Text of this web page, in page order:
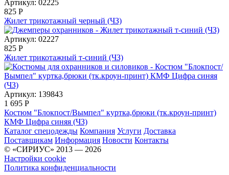
Артикул: 02225
825 Р
Жилет трикотажный черный (ЧЗ)
Артикул: 02227
825 Р
Жилет трикотажный т-синий (ЧЗ)
Артикул: 139843
1 695 Р
Костюм "Блокпост/Вымпел" куртка,брюки (тк.кроун-принт)
КМФ Цифра синяя (ЧЗ)
Каталог спецодежды Компания Услуги Доставка
Поставщикам Информация Новости Контакты
© «СИРИУС» 2013 — 2026
Настройки cookie
Политика конфиденциальности